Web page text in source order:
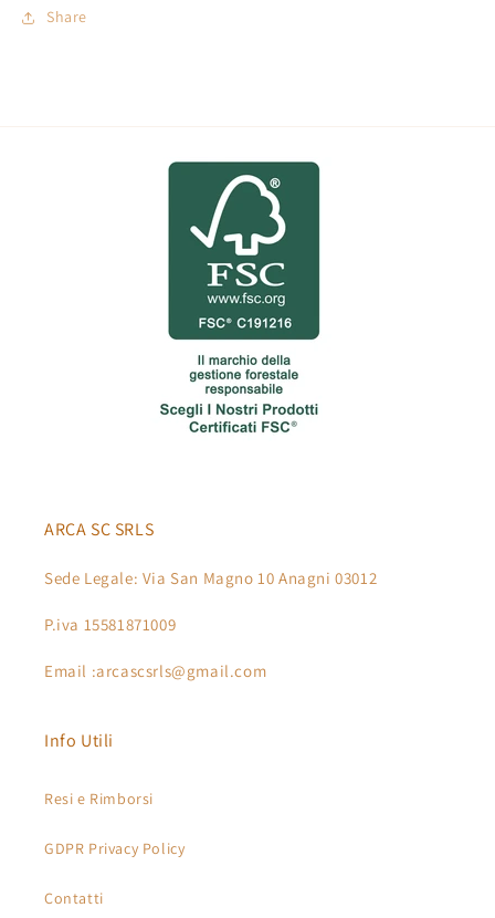
Share
ARCA SC SRLS
Sede Legale: Via San Magno 10 Anagni 03012
P.iva 15581871009
Email :arcascsrls@gmail.com
Info Utili
Resi e Rimborsi
GDPR Privacy Policy
Contatti